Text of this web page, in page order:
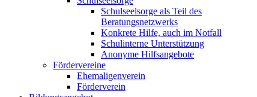
Schulseelsorge als Teil des
Beratungsnetzwerks
Konkrete Hilfe, auch im Notfall
Schulinterne Unterstützung
Anonyme Hilfsangebote
Fördervereine
Ehemaligenverein
Förderverein